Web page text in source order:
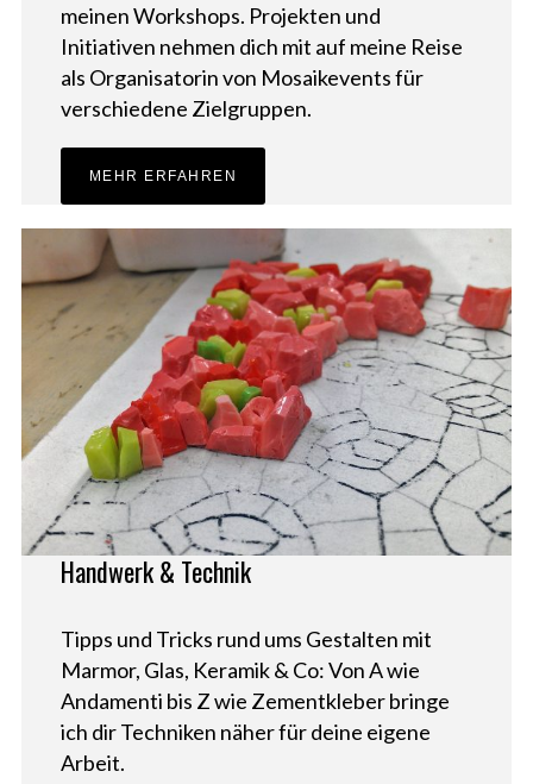
meinen Workshops. Projekten und
Initiativen nehmen dich mit auf meine Reise
als Organisatorin von Mosaikevents für
verschiedene Zielgruppen.
MEHR ERFAHREN
Handwerk & Technik
Tipps und Tricks rund ums Gestalten mit
Marmor, Glas, Keramik & Co: Von A wie
Andamenti bis Z wie Zementkleber bringe
ich dir Techniken näher für deine eigene
Arbeit.